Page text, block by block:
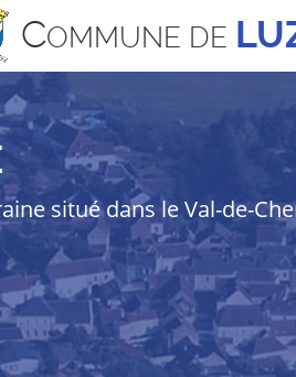
COMMUNE DE
situé dans le Val-de-